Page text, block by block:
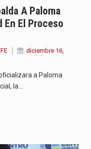
A Paloma
En El Proceso
diciembre 16,
a Paloma
la…